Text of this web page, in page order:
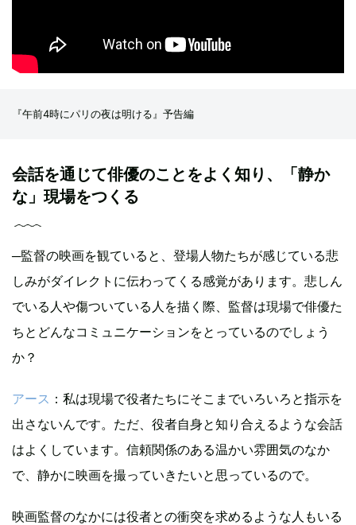
『午前4時にパリの夜は明ける』予告編
会話を通じて俳優のことをよく知り、「静か
な」現場をつくる
─監督の映画を観ていると、登場人物たちが感じている悲
しみがダイレクトに伝わってくる感覚があります。悲しん
でいる人や傷ついている人を描く際、監督は現場で俳優た
ちとどんなコミュニケーションをとっているのでしょう
か？
アース ：私は現場で役者たちにそこまでいろいろと指示を
出さないんです。ただ、役者自身と知り合えるような会話
はよくしています。信頼関係のある温かい雰囲気のなか
で、静かに映画を撮っていきたいと思っているので。
映画監督のなかには役者との衝突を求めるような人もいる